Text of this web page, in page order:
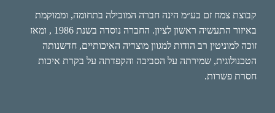
קבוצת צמח זם בע״מ הינה חברה המובילה בתחומה, וממוקמת
באיזור התעשיה ראשון לציון. החברה נוסדה בשנת 1986 , ומאז
זוכה למוניטין רב הודות למגוון מוצריה האיכותיים, חדשנותה
הטכנולוגית, שמירתה על הסביבה והקפדתה על בקרת איכות
חסרת פשרות.